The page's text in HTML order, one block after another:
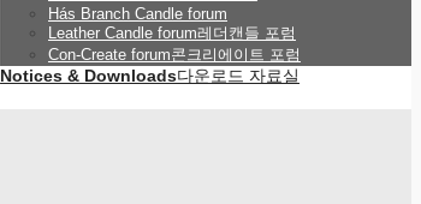
Hás Branch Candle forum
Leather Candle forum레더캔들 포럼
Con-Create forum콘크리에이트 포럼
Notices & Downloads다운로드 자료실